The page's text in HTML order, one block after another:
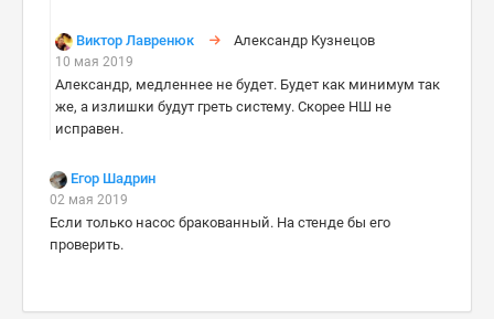
Виктор Лавренюк Александр Кузнецов
10 мая 2019
Александр, медленнее не будет. Будет как минимум так
же, а излишки будут греть систему. Скорее НШ не
исправен.
Егор Шадрин
02 мая 2019
Если только насос бракованный. На стенде бы его
проверить.